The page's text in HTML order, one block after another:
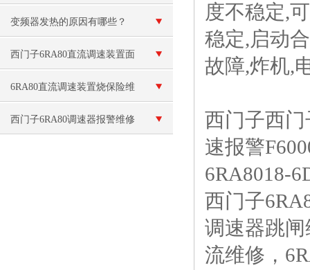
变频器发热的原因有哪些？
西门子6RA80直流调速装置面
板无显示（当天修理好）
6RA80直流调速装置烧保险维
修
西门子6RA80调速器报警维修
度不稳定,
稳定,启动
故障,炸机,
西门子西
速报警
6RA8018-
西门子
调速器跳
流维修，